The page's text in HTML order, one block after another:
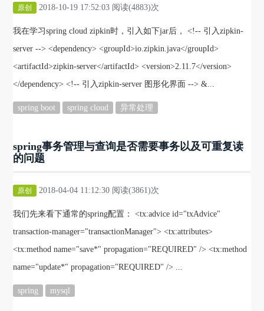
原创 2018-10-19 17:52:03 阅读(4883)次
我在学习spring cloud zipkin时，引入如下jar后， <!-- 引入zipkin-
server --> <dependency> <groupId>io.zipkin.java</groupId>
<artifactId>zipkin-server</artifactId> <version>2.11.7</version>
</dependency> <!-- 引入zipkin-server 图形化界面 --> &...
spring boot spring cloud 异常处理
spring事务管理与查询是否需要事务以及可重复读
的问题
原创 2018-04-04 11:12:30 阅读(3861)次
我们先来看下通常的spring配置： <tx:advice id="txAdvice"
transaction-manager="transactionManager"> <tx:attributes>
<tx:method name="save*" propagation="REQUIRED" /> <tx:method
name="update*" propagation="REQUIRED" /> ...
spring mysql